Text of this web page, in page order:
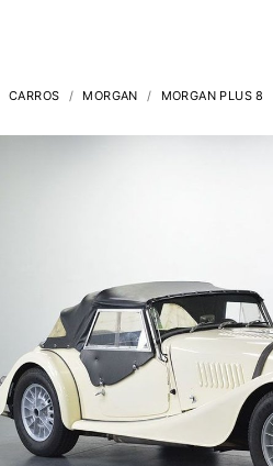
CARROS MORGAN MORGAN PLUS 8